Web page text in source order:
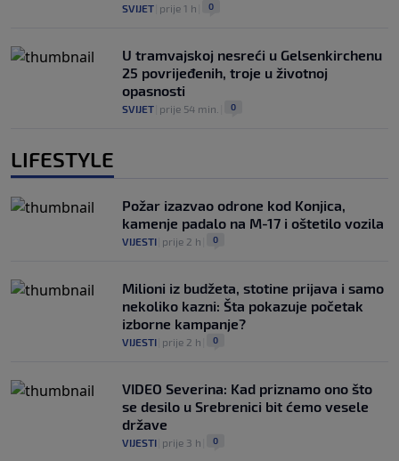
SVIJET prije 1 h 0
U tramvajskoj nesreći u Gelsenkirchenu
25 povrijeđenih, troje u životnoj
opasnosti
SVIJET prije 54 min. 0
LIFESTYLE
Požar izazvao odrone kod Konjica,
kamenje padalo na M-17 i oštetilo vozila
VIJESTI prije 2 h 0
Milioni iz budžeta, stotine prijava i samo
nekoliko kazni: Šta pokazuje početak
izborne kampanje?
VIJESTI prije 2 h 0
VIDEO Severina: Kad priznamo ono što
se desilo u Srebrenici bit ćemo vesele
države
VIJESTI prije 3 h 0